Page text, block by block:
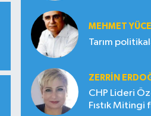
MEHMET
Tarım
ZERRIN
CHP Lideri
Fıstık Mitingi